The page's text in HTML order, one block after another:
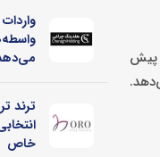
پیش
ترند
خاص